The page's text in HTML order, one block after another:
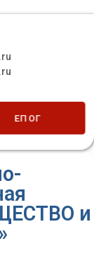
ЕП ОГ
и